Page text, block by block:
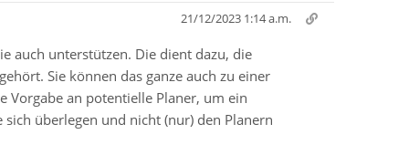
21/12/2023 1:14 a.m.
auch unterstützen. Die dient dazu, die
Sie können das ganze auch zu einer
Vorgabe an potentielle Planer, um ein
überlegen und nicht (nur) den Planern